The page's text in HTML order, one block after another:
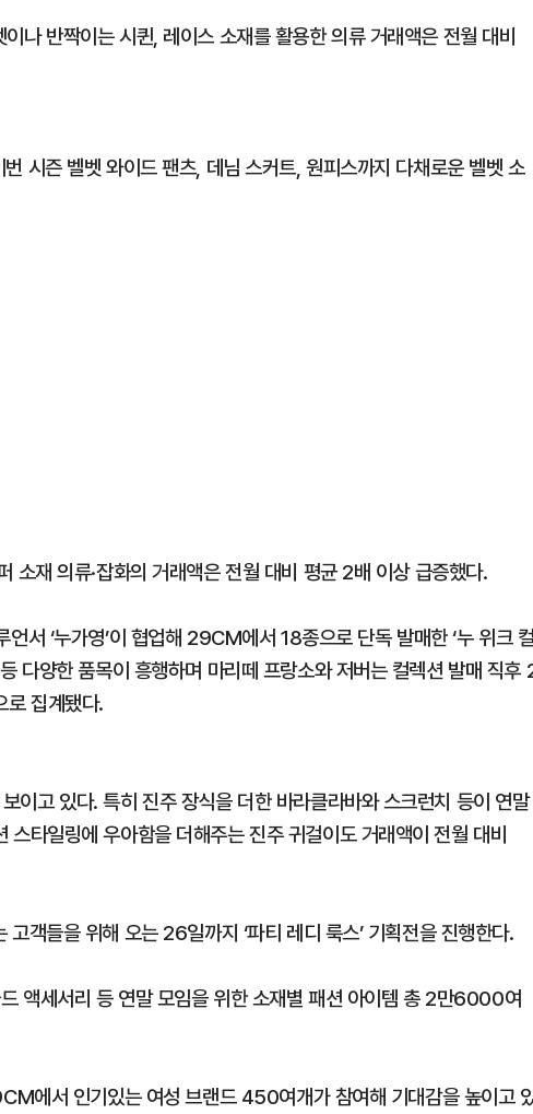
나 반짝이는 시퀸, 레이스 소재를 활용한 의류 거래액은 전월 대비
시즌 벨벳 와이드 팬츠, 데님 스커트, 원피스까지 다채로운 벨벳 소
소재 의류·잡화의 거래액은 전월 대비 평균 2배 이상 급증했다.
언서 ‘누가영’이 협업해 29CM에서 18종으로 단독 발매한 ‘누 위크
다양한 품목이 흥행하며 마리떼 프랑소와 저버는 컬렉션 발매 직후
로 집계됐다.
이고 있다. 특히 진주 장식을 더한 바라클라바와 스크런치 등이 연말
타일링에 우아함을 더해주는 진주 귀걸이도 거래액이 전월 대비
객들을 위해 오는 26일까지 ‘파티 레디 룩스’ 기획전을 진행한다.
액세서리 등 연말 모임을 위한 소재별 패션 아이템 총 2만6000여
에서 인기있는 여성 브랜드 450여개가 참여해 기대감을 높이고